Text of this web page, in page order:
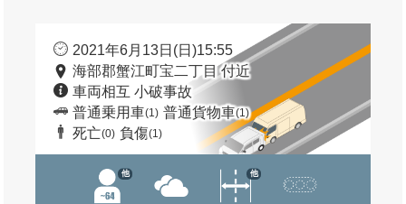
2021年6月13日(日)15:55
海部郡蟹江町宝二丁目 付近
車両相互 小破事故
普通乗用車(1) 普通貨物車(1)
死亡(0) 負傷(1)
他 他